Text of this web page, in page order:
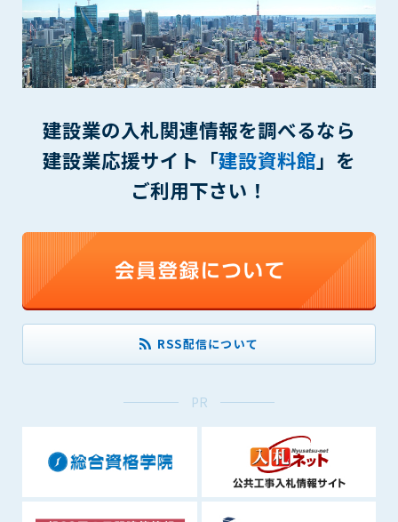
建設業の入札関連情報を調べるなら
建設業応援サイト「建設資料館」を
ご利用下さい！
RSS配信について
PR
本規約の準拠法は日本法とします。本規約をめぐる一切の紛争
については、東京簡易裁判所または東京地方裁判所をもって第
一審の専属的合意管轄裁判所とします。
第16条（本規約の効力）
1. 本規約は、管理者が会員に対してログインID・パスワードを
付則1
この規約は2014年9月1日から実施します。
本規約内容に同意する